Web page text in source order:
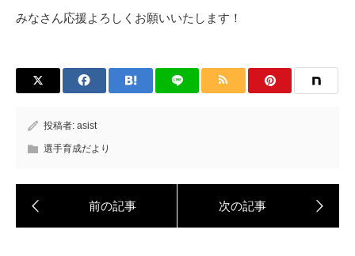
みなさん応援よろしくお願いいたします！
投稿者: asist
選手育成だより